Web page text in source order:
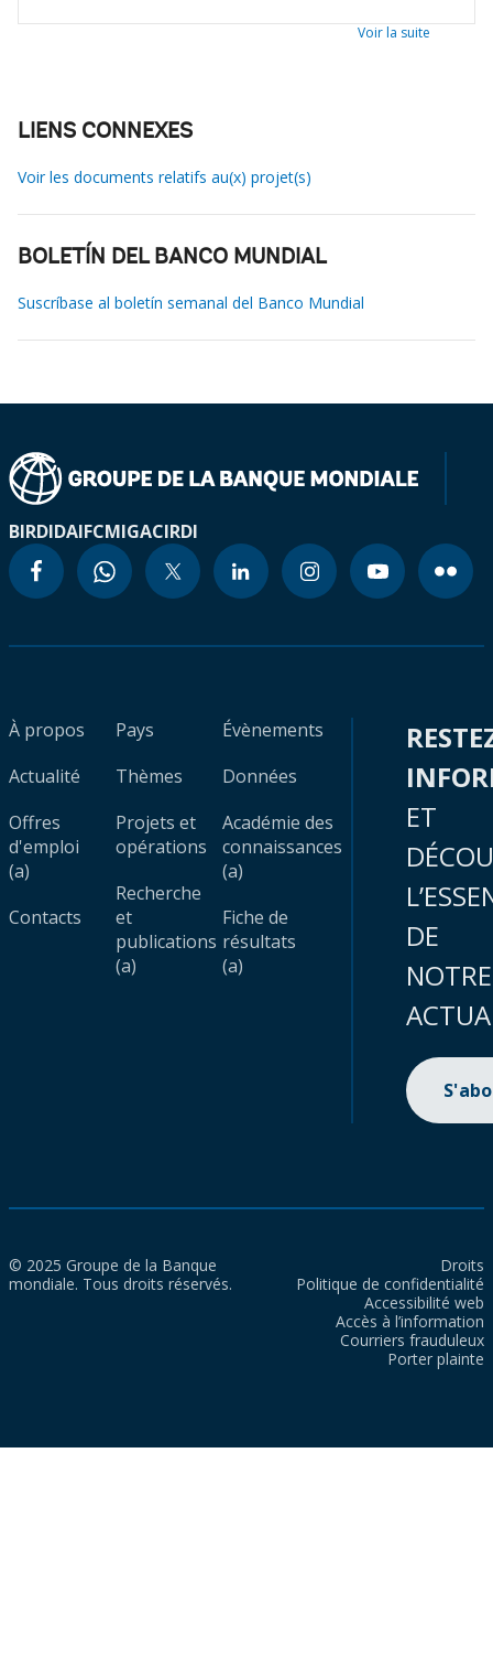
Voir la suite
LIENS CONNEXES
Voir les documents relatifs au(x) projet(s)
BOLETÍN DEL BANCO MUNDIAL
Suscríbase al boletín semanal del Banco Mundial
BIRDIDAIFCMIGACIRDI
À propos
Actualité
Offres
d'emploi
(a)
Contacts
Pays
Thèmes
Projets et
opérations
Recherche
et
publications
(a)
Évènements
Données
Académie des
connaissances
(a)
Fiche de
résultats
(a)
ET
DE
NOTRE
© 2025 Groupe de la Banque
mondiale. Tous droits réservés.
Droits
Politique de confidentialité
Accessibilité web
Accès à l’information
Courriers frauduleux
Porter plainte